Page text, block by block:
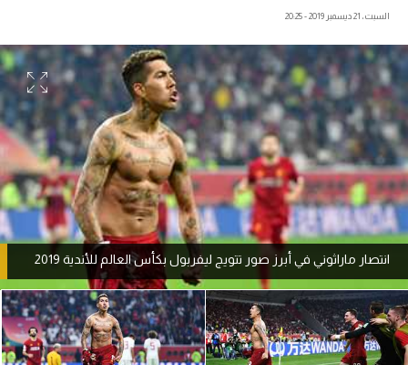
أخبار
مباريات
ميركاتو
فانتازي في الجول
مسابقة التوقعات
فيديوهات
عدسات
آراء حرة
ركن الألعاب
السبت، 21 ديسمبر 2019 - 20:25
انتصار ماراثوني في أبرز صور تتويج ليفربول بكأس العالم للأندية 2019